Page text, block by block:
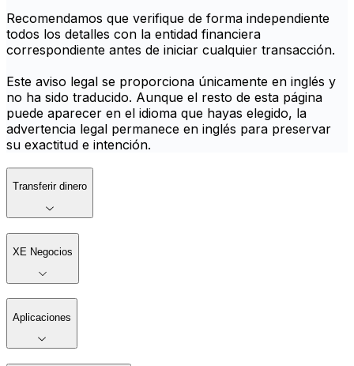
Recomendamos que verifique de forma independiente
todos los detalles con la entidad financiera
correspondiente antes de iniciar cualquier transacción.
Este aviso legal se proporciona únicamente en inglés y
no ha sido traducido. Aunque el resto de esta página
puede aparecer en el idioma que hayas elegido, la
advertencia legal permanece en inglés para preservar
su exactitud e intención.
Transferir dinero
XE Negocios
Aplicaciones